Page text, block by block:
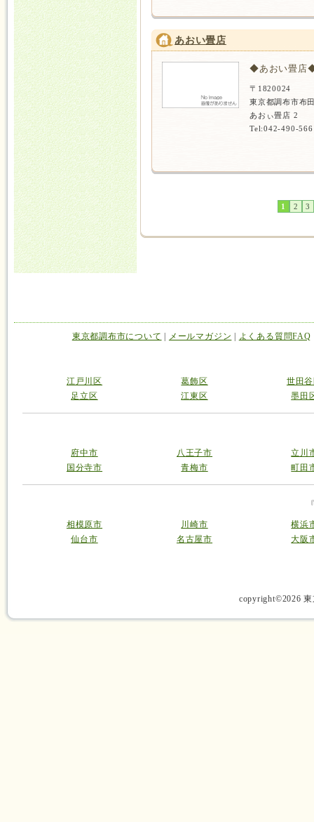
あおい畳店
◆あおい畳店
〒1820024
東京都調布市布
あおぃ畳店 2
Tel:042-490-
1 2 3
東京都調布市について メールマガジン よくある質問FAQ
江戸川区 葛飾区
世田
足立区
江東区 墨田
府中市 八王子市
立川
国分寺市
青梅市 町田
相模原市 川崎市
横浜
仙台市
名古屋市 大阪
copyright©2026